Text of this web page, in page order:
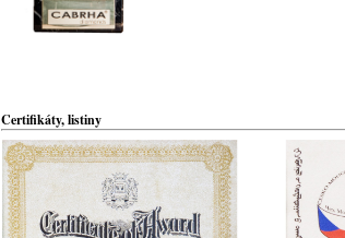
Certifikáty, listiny